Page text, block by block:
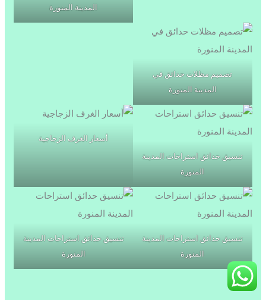
المدينة المنورة
تصميم مظلات حدائق في
المدينة المنورة
تنسيق حدائق استراحات المدينة
المنورة
أسعار الغرف الزجاجية
تنسيق حدائق استراحات المدينة
المنورة
تنسيق حدائق استراحات المدينة
المنورة